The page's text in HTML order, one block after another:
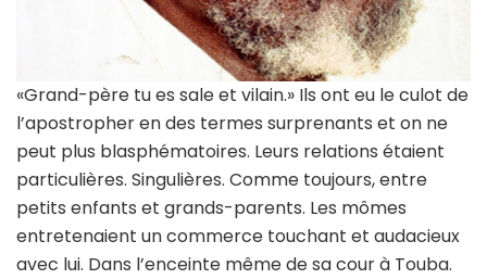
«Grand-père tu es sale et vilain.» Ils ont eu le culot de
l’apostropher en des termes surprenants et on ne
peut plus blasphématoires. Leurs relations étaient
particulières. Singulières. Comme toujours, entre
petits enfants et grands-parents. Les mômes
entretenaient un commerce touchant et audacieux
avec lui. Dans l’enceinte même de sa cour à Touba.